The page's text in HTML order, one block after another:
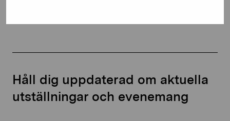
Håll dig uppdaterad om aktuella
utställningar och evenemang